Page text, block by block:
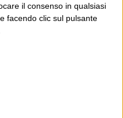
il consenso in qualsiasi
facendo clic sul pulsante